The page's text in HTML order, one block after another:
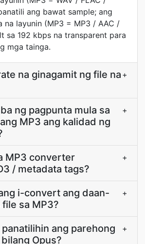
ang bawat sample; ang
na layunin (MP3 = MP3 / AAC /
sa 192 kbps na transparent para
mga tainga.
na ginagamit ng file na +
ng pagpunta mula sa
MP3 ang kalidad ng
+
MP3 converter
/ metadata tags?
+
i-convert ang daan-
sa MP3?
+
ang parehong
Opus?
+